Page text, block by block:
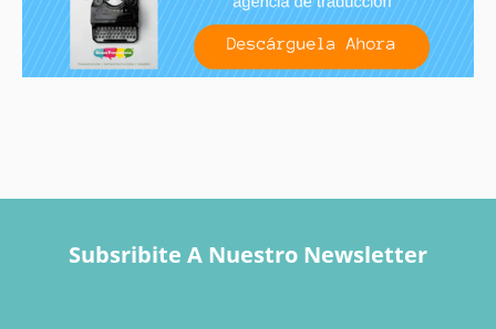
Subsribite A Nuestro Newsletter